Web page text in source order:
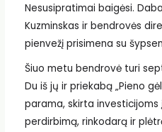
Nesusipratimai baigėsi.
Kuzminskas ir bendrovės
pienvežį prisimena su
Šiuo metu bendrovė turi
Du iš jų ir priekabą „Pieno
parama, skirta investicijoms
perdirbimą, rinkodarą ir